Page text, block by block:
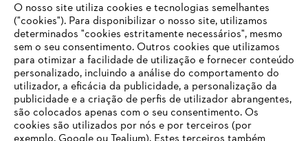
STIHL como empresa
Informações para fornecedores
Produtos
O nosso site utiliza cookies e tecnologias semelhantes
("cookies"). Para disponibilizar o nosso site, utilizamos
determinados "cookies estritamente necessários", mesmo
sem o seu consentimento. Outros cookies que utilizamos
para otimizar a facilidade de utilização e fornecer conteúdo
personalizado, incluindo a análise do comportamento do
utilizador, a eficácia da publicidade, a personalização da
publicidade e a criação de perfis de utilizador abrangentes,
são colocados apenas com o seu consentimento. Os
cookies são utilizados por nós e por terceiros (por